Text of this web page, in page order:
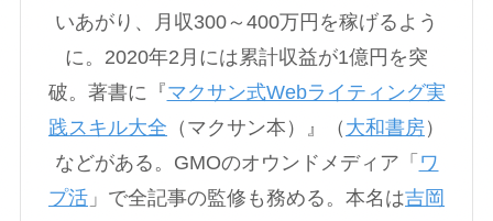
いあがり、月収300～400万円を稼げるよう
に。2020年2月には累計収益が1億円を突
破。著書に『マクサン式Webライティング実
践スキル大全 （マクサン本）』（ 大和書房）
などがある。GMOのオウンドメディア「 ワ
プ活 」で全記事の監修も務める。本名は吉岡